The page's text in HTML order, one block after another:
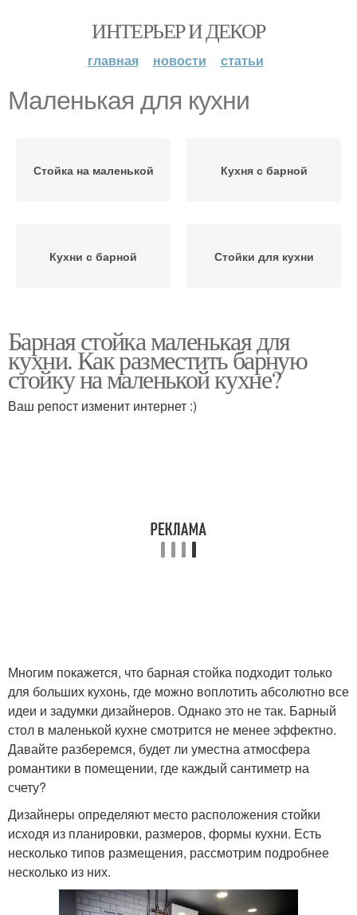
ИНТЕРЬЕР И ДЕКОР
главная новости статьи
Маленькая для кухни
Стойка на маленькой Кухня с барной
Кухни с барной Стойки для кухни
Барная стойка маленькая для
кухни. Как разместить барную
стойку на маленькой кухне?
Ваш репост изменит интернет :)
Многим покажется, что барная стойка подходит только
для больших кухонь, где можно воплотить абсолютно все
идеи и задумки дизайнеров. Однако это не так. Барный
стол в маленькой кухне смотрится не менее эффектно.
Давайте разберемся, будет ли уместна атмосфера
романтики в помещении, где каждый сантиметр на
счету?
Дизайнеры определяют место расположения стойки
исходя из планировки, размеров, формы кухни. Есть
несколько типов размещения, рассмотрим подробнее
несколько из них.